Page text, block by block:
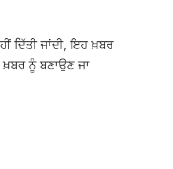
ਦਿੱਤੀ ਜਾਂਦੀ, ਇਹ ਖ਼ਬਰ
ਖ਼ਬਰ ਨੂੰ ਬਣਾਉਣ ਜਾ